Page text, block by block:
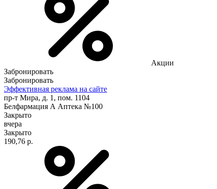
Акции
Забронировать
Забронировать
Эффективная реклама на сайте
пр-т Мира, д. 1, пом. 1104
Белфармация А Аптека №100
Закрыто
вчера
Закрыто
190,76 р.